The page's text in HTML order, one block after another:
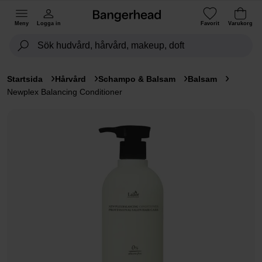
Meny Logga in Favorit Varukorg
Startsida Hårvård Schampo & Balsam
Balsam
Newplex Balancing Conditioner